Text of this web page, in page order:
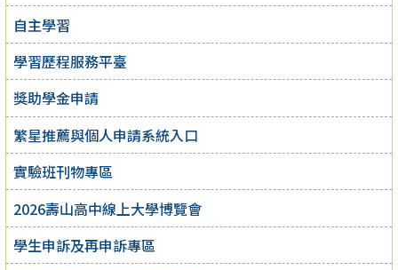
自主學習
學習歷程服務平臺
獎助學金申請
繁星推薦與個人申請系統入口
實驗班刊物專區
2026壽山高中線上大學博覽會
學生申訴及再申訴專區